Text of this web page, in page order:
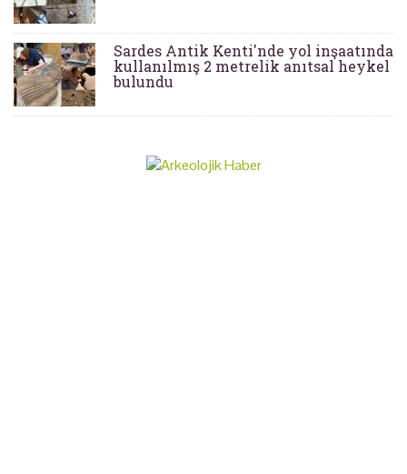
Sardes Antik Kenti'nde yol inşaatında
kullanılmış 2 metrelik anıtsal heykel
bulundu